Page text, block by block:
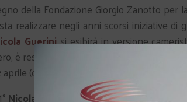
della Fondazione Giorgio Zanotto
realizzare negli anni scorsi iniziative di
Guerinisi esibirà in versione
è resa possibile grazie al contributo
(ore 21).
Nicola Fragonese, voci solisteElena